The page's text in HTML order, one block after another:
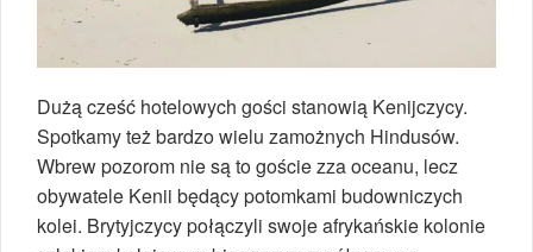
Dużą cześć hotelowych gości stanowią Kenijczycy.
Spotkamy też bardzo wielu zamożnych Hindusów.
Wbrew pozorom nie są to goście zza oceanu, lecz
obywatele Kenii będący potomkami budowniczych
kolei. Brytyjczycy połączyli swoje afrykańskie kolonie